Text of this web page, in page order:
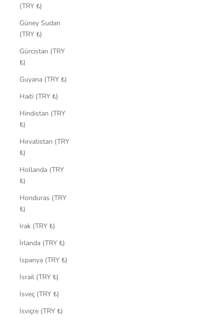
(TRY ₺)
Güney Sudan
(TRY ₺)
Gürcistan (TRY
₺)
Guyana (TRY ₺)
Haiti (TRY ₺)
Hindistan (TRY
₺)
Hırvatistan (TRY
₺)
Hollanda (TRY
₺)
Honduras (TRY
₺)
Irak (TRY ₺)
İrlanda (TRY ₺)
İspanya (TRY ₺)
İsrail (TRY ₺)
İsveç (TRY ₺)
İsviçre (TRY ₺)